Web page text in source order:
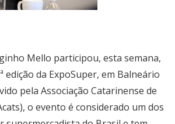
Mello participou, esta semana,
edição da ExpoSuper, em Balneário
pela Associação Catarinense de
o evento é considerado um dos